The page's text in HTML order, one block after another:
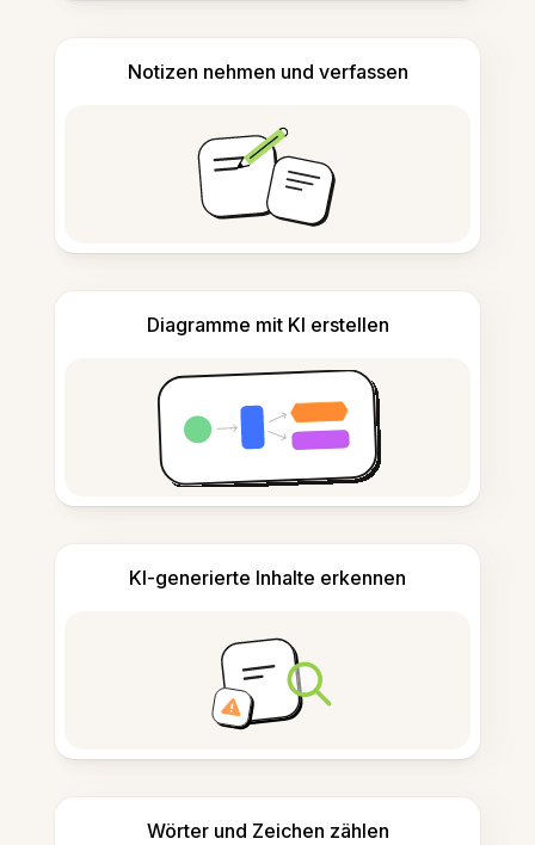
Notizen nehmen und verfassen
Diagramme mit KI erstellen
KI-generierte Inhalte erkennen
Wörter und Zeichen zählen